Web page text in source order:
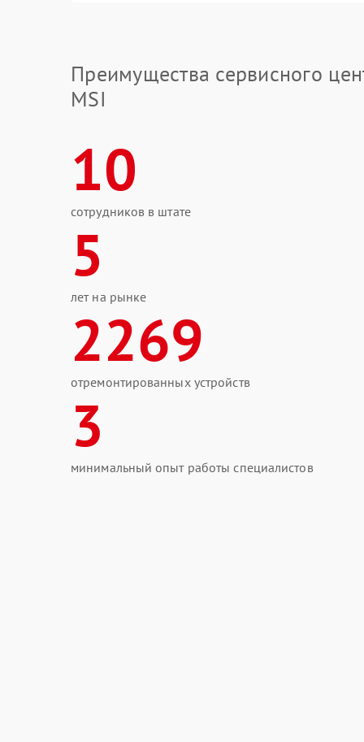
Преимущества сервисного
MSI
10
сотрудников в штате
5
лет на рынке
2269
отремонтированных устройств
3
минимальный опыт работы специалистов